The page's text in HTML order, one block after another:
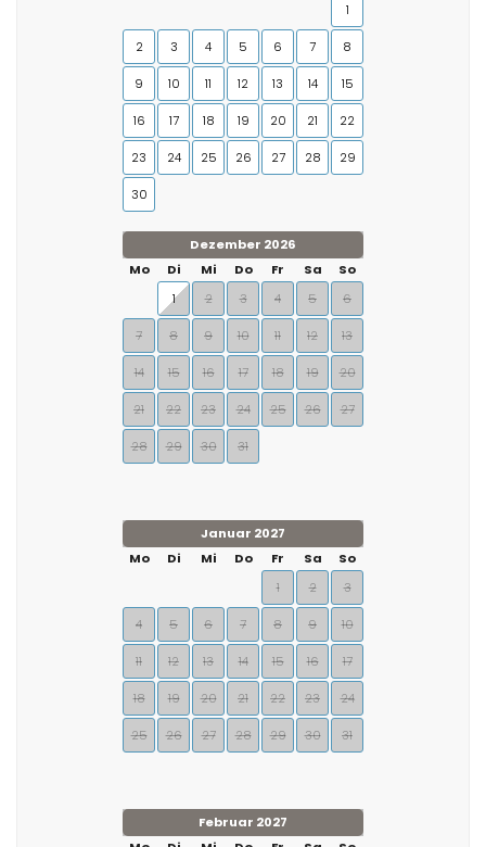
1
2 3 4 5 6 7 8
9 10 11 12 13 14 15
16 17 18 19 20 21 22
23 24 25 26 27 28 29
30
Dezember 2026
Mo
Di Mi Do Fr Sa
So
1
2 3 4 5 6
7 8 9 10 11 12 13
14 15 16 17 18 19 20
21 22 23 24 25 26 27
28 29 30 31
Januar 2027
Mo
Di Mi Do Fr Sa
So
1
2 3
4 5 6 7 8 9 10
11 12 13 14 15 16 17
18 19 20 21 22 23 24
25 26 27 28 29 30 31
Februar 2027